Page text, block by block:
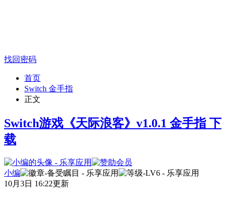
找回密码
首页
Switch 金手指
正文
Switch游戏《天际浪客》v1.0.1 金手指 下
载
小编
10月3日 16:22更新